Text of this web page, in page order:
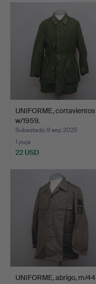
UNIFORME, cortavientos
w/1959.
Subastado 9 sep 2025
1 puja
22 USD
UNIFORME, abrigo, m/44